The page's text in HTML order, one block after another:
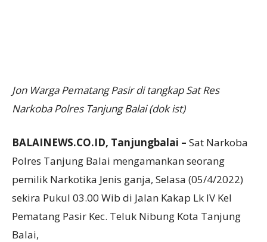
Jon Warga Pematang Pasir di tangkap Sat Res
Narkoba Polres Tanjung Balai (dok ist)
BALAINEWS.CO.ID, Tanjungbalai – Sat Narkoba
Polres Tanjung Balai mengamankan seorang
pemilik Narkotika Jenis ganja, Selasa (05/4/2022)
sekira Pukul 03.00 Wib di Jalan Kakap Lk IV Kel
Pematang Pasir Kec. Teluk Nibung Kota Tanjung
Balai,